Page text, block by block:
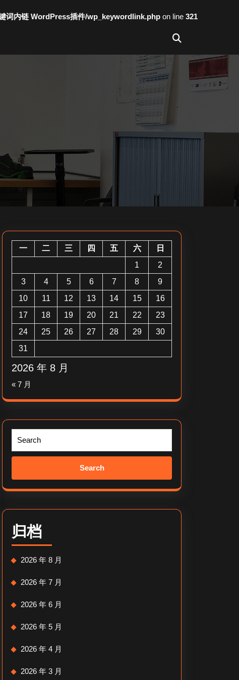
词内链 WordPress插件/wp_keywordlink.php on line 321
2026 年 8 月
一 二 三 四 五 六
日
1
2
3
4 5 6 7 8
9
10
11 12 13 14 15
16
17
18 19 20 21 22
23
24
25 26 27 28 29
30
31
« 7 月
Search
归档
2026 年 8 月
2026 年 7 月
2026 年 6 月
2026 年 5 月
2026 年 4 月
2026 年 3 月